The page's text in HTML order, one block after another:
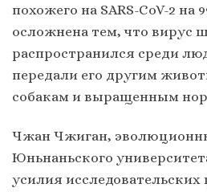
похожего на SARS-CoV-2 на
осложнена тем, что вирус
распространился среди
передали его другим
собакам и выращенным
Чжан Чжиган,
Юньнаньского
усилия исследовательских